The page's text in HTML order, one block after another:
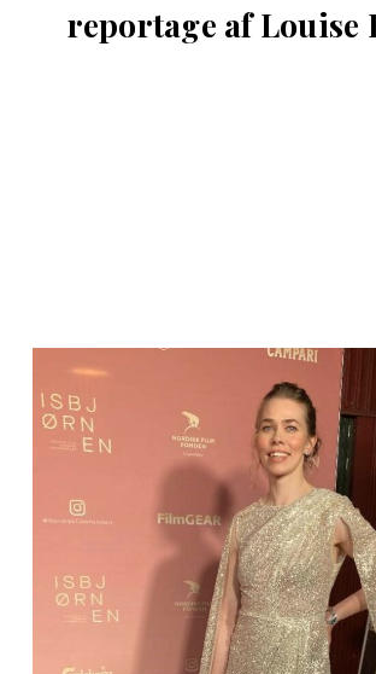
reportage af Louise